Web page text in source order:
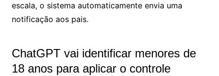
escala, o sistema automaticamente envia uma
notificação aos pais.
ChatGPT vai identificar menores de
18 anos para aplicar o controle